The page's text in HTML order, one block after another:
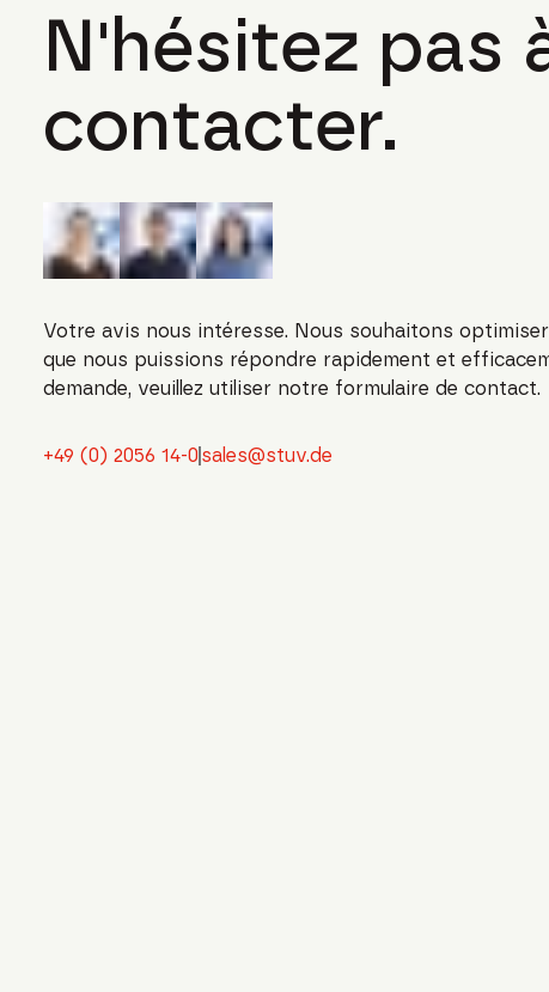
N'hésitez pas
contacter.
Votre avis nous intéresse. Nous souhaitons
que nous puissions répondre rapidement et
demande, veuillez utiliser notre formulaire de contact.
+49 (0) 2056 14-0 sales@stuv.de